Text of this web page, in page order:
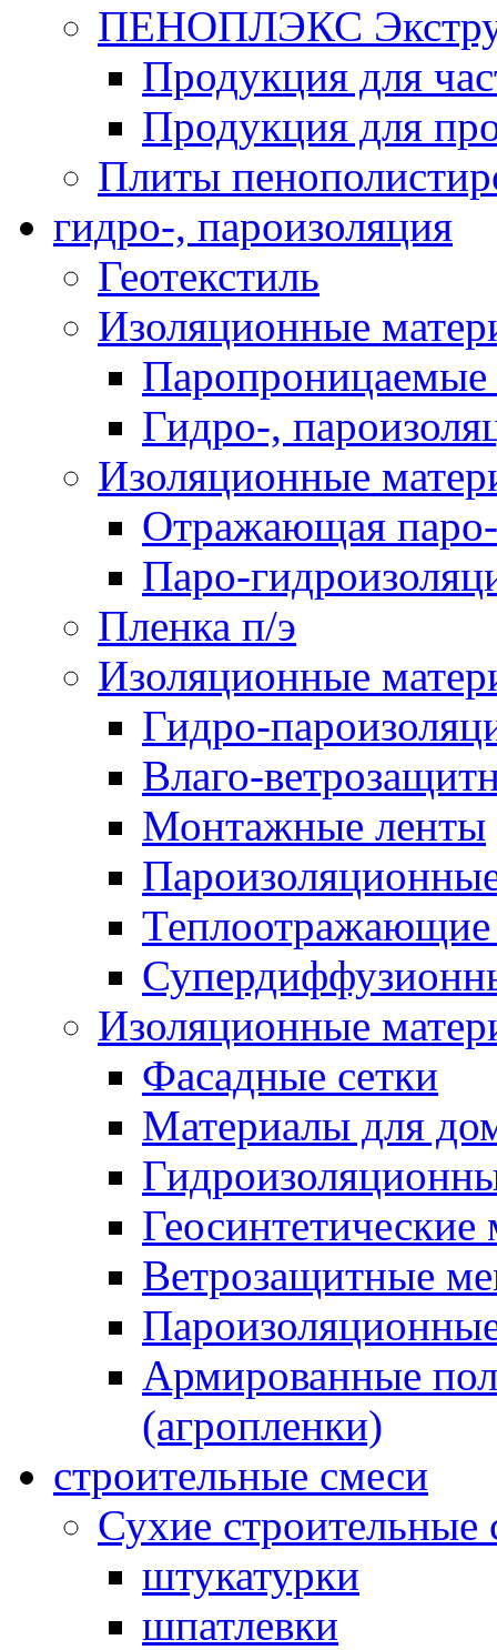
ПЕНОПЛЭКС
Продукция для
Продукция для
Плиты
гидро-, пароизоляция
Геотекстиль
Изоляционные
Гидро-,
Изоляционные
Отражающая
Паро-
Пленка п/э
Изоляционные
Гидро-
Влаго-
Монтажные ленты
Теплоотражающие
Изоляционные
Фасадные сетки
Материалы для
Геосинтетические
Ветрозащитные
Армированные
(агропленки)
строительные смеси
Сухие строительные
штукатурки
шпатлевки